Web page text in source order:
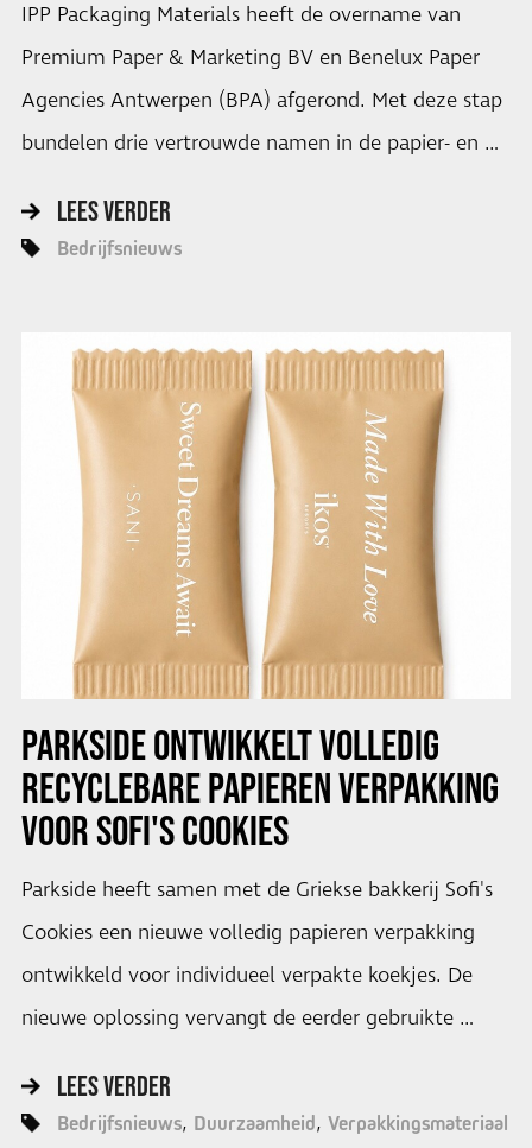
IPP Packaging Materials heeft de overname van
Premium Paper & Marketing BV en Benelux Paper
Agencies Antwerpen (BPA) afgerond. Met deze stap
bundelen drie vertrouwde namen in de papier- en …
LEES VERDER
Bedrijfsnieuws
PARKSIDE ONTWIKKELT VOLLEDIG
RECYCLEBARE PAPIEREN VERPAKKING
VOOR SOFI'S COOKIES
Parkside heeft samen met de Griekse bakkerij Sofi's
Cookies een nieuwe volledig papieren verpakking
ontwikkeld voor individueel verpakte koekjes. De
nieuwe oplossing vervangt de eerder gebruikte …
LEES VERDER
Bedrijfsnieuws Duurzaamheid Verpakkingsmateriaal